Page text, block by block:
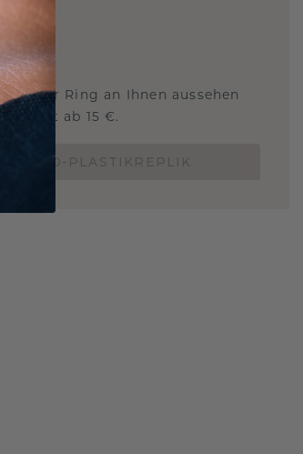
dieser Ring an Ihnen aussehen
Jetzt ab 15 €.
3D-PLASTIKREPLIK